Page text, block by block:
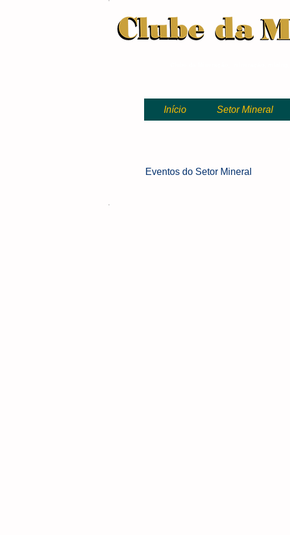
Início Setor Mineral
Eventos do Setor Mineral